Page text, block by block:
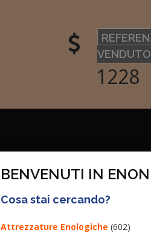
BENVENUTI IN
Cosa stai cercando?
Attrezzature Enologiche (602)
VENDUTO
1410